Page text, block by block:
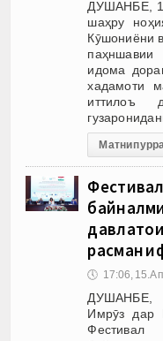
ДУШАНБЕ,
шаҳру
Кӯшониёни
паҳншавии
идома
хадамоти
иттилоъ
Матни
расман
🕔 17:06,
ДУШАНБЕ,
Имрӯз дар